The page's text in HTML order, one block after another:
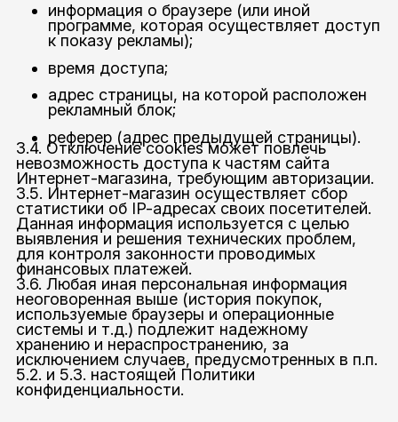
информация о браузере (или иной
программе, которая осуществляет доступ
к показу рекламы);
время доступа;
адрес страницы, на которой расположен
рекламный блок;
реферер (адрес предыдущей страницы).
3.4. Отключение cookies может повлечь
невозможность доступа к частям сайта
Интернет-магазина, требующим авторизации.
3.5. Интернет-магазин осуществляет сбор
статистики об IP-адресах своих посетителей.
Данная информация используется с целью
выявления и решения технических проблем,
для контроля законности проводимых
финансовых платежей.
3.6. Любая иная персональная информация
неоговоренная выше (история покупок,
используемые браузеры и операционные
системы и т.д.) подлежит надежному
хранению и нераспространению, за
исключением случаев, предусмотренных в п.п.
5.2. и 5.3. настоящей Политики
конфиденциальности.